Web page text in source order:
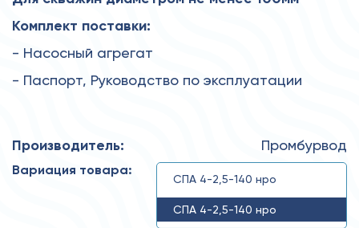
Комплект поставки:
- Насосный агрегат
- Паспорт, Руководство по эксплуатации
Производитель: Промбурвод
Вариация товара:
СПА 4-2,5-140 нро
СПА 4-2,5-140 нро